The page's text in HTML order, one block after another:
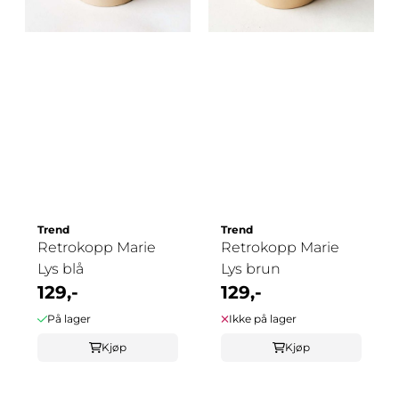
Trend
Retrokopp Marie
Lys blå
129,-
På lager
Kjøp
Trend
Retrokopp Marie
Lys brun
129,-
Ikke på lager
Kjøp